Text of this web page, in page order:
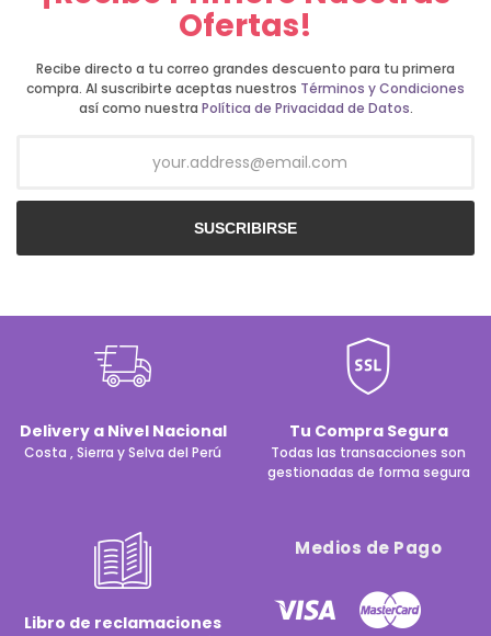
Ofertas!
Recibe directo a tu correo grandes descuento para tu primera
compra. Al suscribirte aceptas nuestros Términos y Condiciones
así como nuestra Política de Privacidad de Datos.
SUSCRIBIRSE
Delivery a Nivel Nacional
Costa , Sierra y Selva del Perú
Tu Compra Segura
Todas las transacciones son
gestionadas de forma segura
Libro de reclamaciones
Medios de Pago